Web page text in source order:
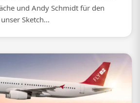
und Andy Schmidt für den
Sketch...